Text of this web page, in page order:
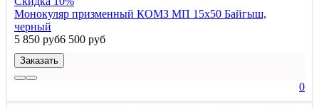
Монокуляр призменный КОМЗ МП 15x50 Байгыш,
черный
5 850 руб6 500 руб
Заказать
0